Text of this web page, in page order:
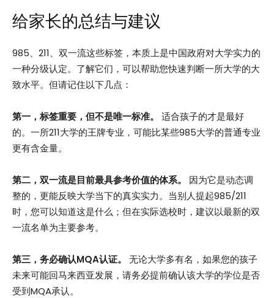
给家长的总结与建议
985、211、双一流这些标签，本质上是中国政府对大学实力的
一种分级认定。了解它们，可以帮助您快速判断一所大学的大
致水平。但请记住以下几点：
第一，标签重要，但不是唯一标准。
适合孩子的才是最好
的。一所211大学的王牌专业，可能比某些985大学的普通专业
更有含金量。
第二，双一流是目前最具参考价值的体系。
因为它是动态调
整的，更能反映大学当下的真实实力。当别人提起985/211
时，您可以知道这是什么；但在实际选校时，建议以最新的双
一流名单为主要参考。
第三，务必确认MQA认证。
无论大学多有名，如果您的孩子
未来可能回马来西亚发展，请务必提前确认该大学的学位是否
受到MQA承认。